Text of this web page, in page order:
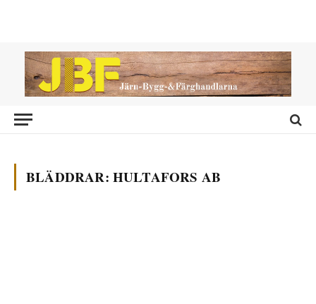
BLÄDDRAR: HULTAFORS AB